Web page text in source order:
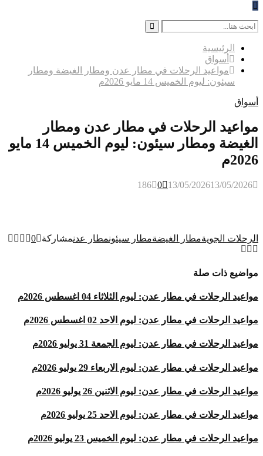
Search
for:
Search
الرئيسية
أسواق
مواعيد الرحلات في مطار عدن ومطار الغيضة ومطار
سيئون: ليوم الخميس 14 مايو 2026م
أسواق
مواعيد الرحلات في مطار عدن ومطار
الغيضة ومطار سيئون: ليوم الخميس 14 مايو
2026م
13/05/202613/05/2026
0
186
الرحلات الجويةمطار الغيضةمطار سيئونمطار عدنمشاركة 0
مواضيع ذات صلة
مواعيد الرحلات في مطار عدن: ليوم الثلاثاء 04 اغسطس 2026م
مواعيد الرحلات في مطار عدن: ليوم الاحد 02 اغسطس 2026م
مواعيد الرحلات في مطار عدن: ليوم الجمعة 31 يوليو 2026م
مواعيد الرحلات في مطار عدن: ليوم الاربعاء 29 يوليو 2026م
مواعيد الرحلات في مطار عدن: ليوم الاثنين 26 يوليو 2026م
مواعيد الرحلات في مطار عدن: ليوم الاحد 25 يوليو 2026م
مواعيد الرحلات في مطار عدن: ليوم الخميس 23 يوليو 2026م